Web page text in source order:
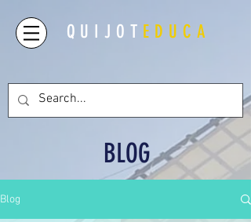
QUIJOT EDUCA
BLOG
Blog